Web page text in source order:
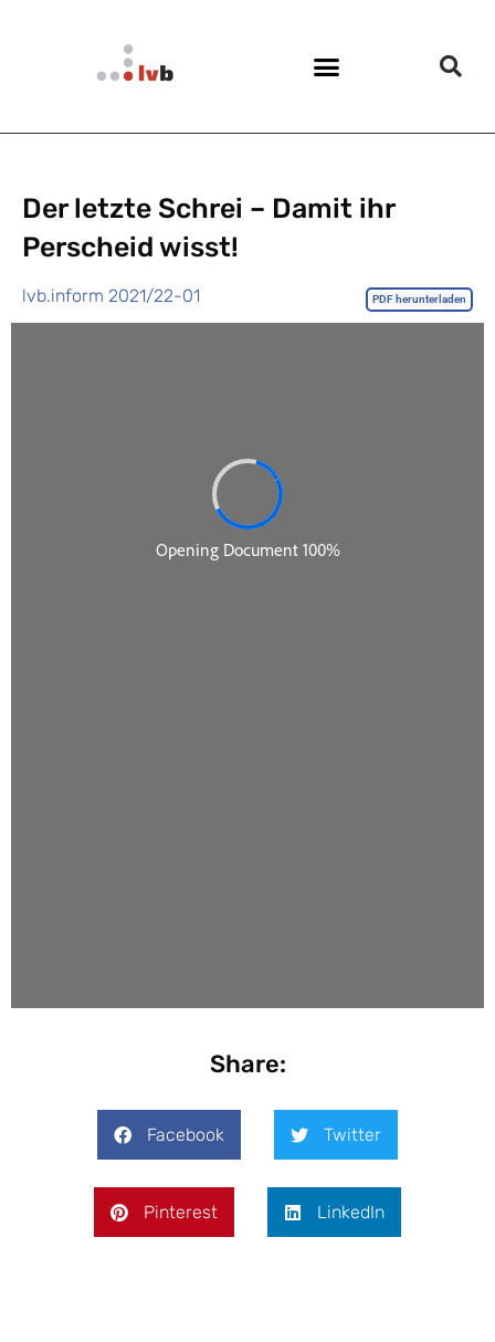
Der letzte Schrei – Damit ihr
Perscheid wisst!
lvb.inform 2021/22-01 PDF herunterladen
Share:
Facebook Twitter
Pinterest LinkedIn